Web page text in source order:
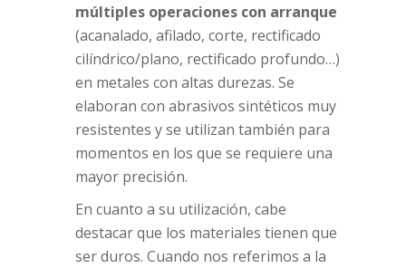
múltiples operaciones con arranque
(acanalado, afilado, corte, rectificado
cilíndrico/plano, rectificado profundo…)
en metales con altas durezas. Se
elaboran con abrasivos sintéticos muy
resistentes y se utilizan también para
momentos en los que se requiere una
mayor precisión.
En cuanto a su utilización, cabe
destacar que los materiales tienen que
ser duros. Cuando nos referimos a la